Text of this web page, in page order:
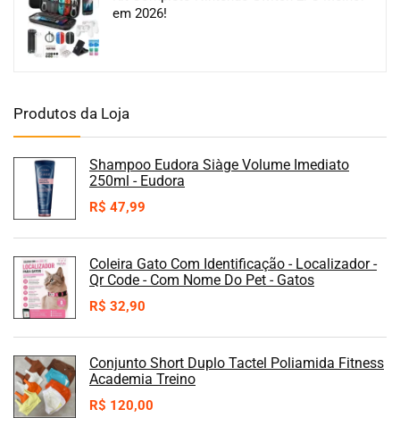
em 2026!
Produtos da Loja
Shampoo Eudora Siàge Volume Imediato
250ml - Eudora
R$ 47,99
Coleira Gato Com Identificação - Localizador -
Qr Code - Com Nome Do Pet - Gatos
R$ 32,90
Conjunto Short Duplo Tactel Poliamida Fitness
Academia Treino
R$ 120,00